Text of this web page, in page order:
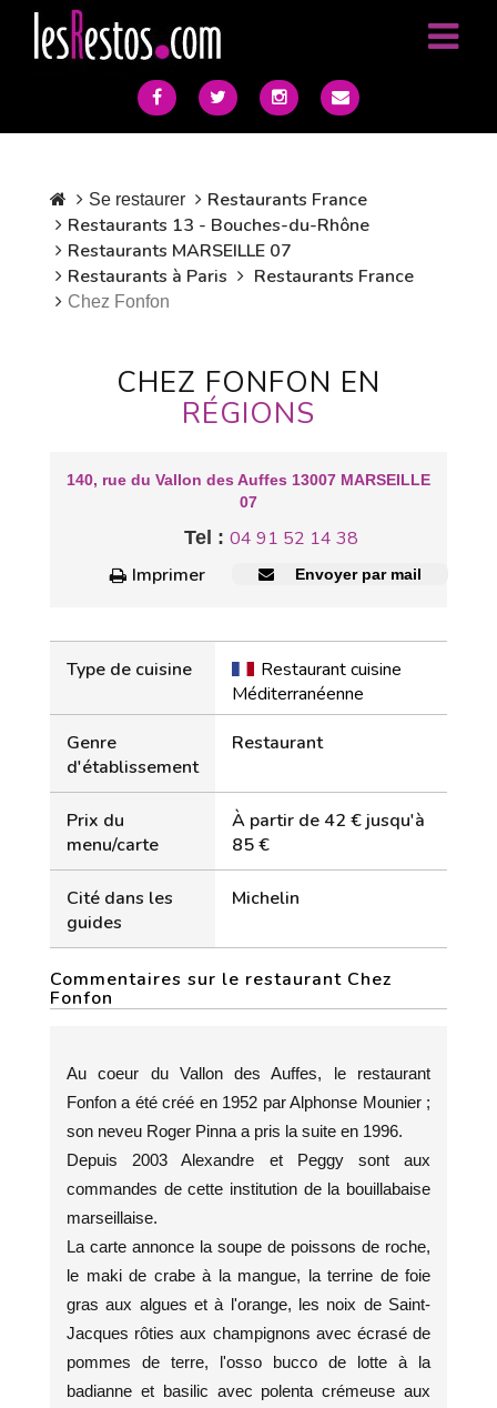
Se restaurer
Restaurants France
Restaurants 13 - Bouches-du-Rhône
Restaurants MARSEILLE 07
Restaurants à Paris
Restaurants France
Chez Fonfon
CHEZ FONFON EN
RÉGIONS
140, rue du Vallon des Auffes 13007 MARSEILLE
07
Tel : 04 91 52 14 38
Imprimer
Envoyer par mail
Type de cuisine
Restaurant cuisine
Méditerranéenne
Genre
d'établissement
Restaurant
Prix du
menu/carte
À partir de 42 € jusqu'à
85 €
Cité dans les
guides
Michelin
Commentaires sur le restaurant Chez
Fonfon
Au coeur du Vallon des Auffes, le restaurant
Fonfon a été créé en 1952 par Alphonse Mounier ;
son neveu Roger Pinna a pris la suite en 1996.
Depuis 2003 Alexandre et Peggy sont aux
commandes de cette institution de la bouillabaise
marseillaise.
La carte annonce la soupe de poissons de roche,
le maki de crabe à la mangue, la terrine de foie
gras aux algues et à l'orange, les noix de Saint-
Jacques rôties aux champignons avec écrasé de
pommes de terre, l'osso bucco de lotte à la
badianne et basilic avec polenta crémeuse aux